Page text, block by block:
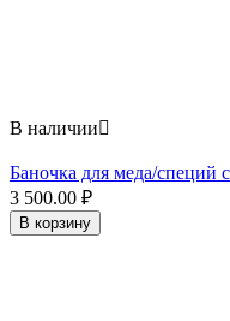
В наличии
Баночка для меда/специй
3 500.00 ₽
В корзину